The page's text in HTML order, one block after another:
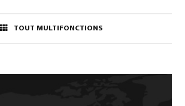
TOUT MULTIFONCTIONS